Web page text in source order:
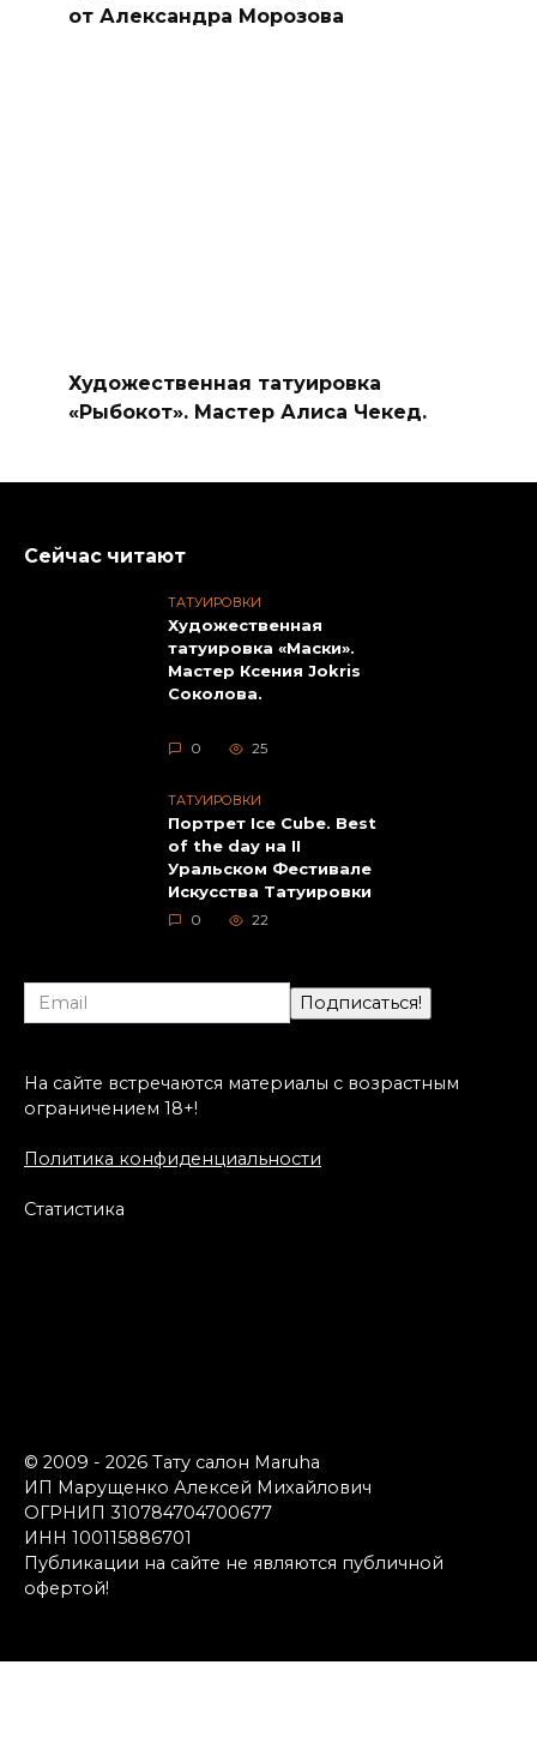
от Александра Морозова
Художественная татуировка
«Рыбокот». Мастер Алиса Чекед.
Сейчас читают
ТАТУИРОВКИ
Художественная
татуировка «Маски».
Мастер Ксения Jokris
Соколова.
0 25
ТАТУИРОВКИ
Портрет Ice Cube. Best
of the day на II
Уральском Фестивале
Искусства Татуировки
0 22
На сайте встречаются материалы с возрастным
ограничением 18+!
Политика конфиденциальности
Статистика
© 2009 - 2026 Тату салон Maruha
ИП Марущенко Алексей Михайлович
ОГРНИП 310784704700677
ИНН 100115886701
Публикации на сайте не являются публичной
офертой!